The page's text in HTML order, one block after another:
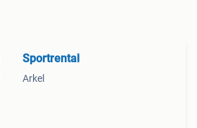
Sportrental
Arkel